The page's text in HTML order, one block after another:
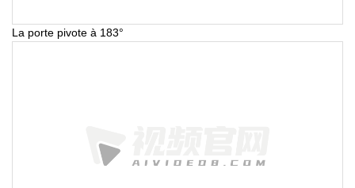
La porte pivote à 183°